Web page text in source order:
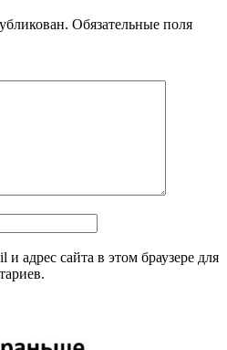
Обязательные поля
адрес сайта в этом браузере для